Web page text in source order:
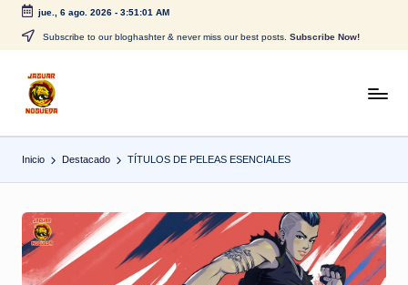
Saltar
contenido
jue., 6 ago. 2026- 3:51:01 AM
Subscribe to our bloghashter & never miss our best posts. Subscribe Now!
J
a
g
a
r
CONTENIDO
Inicio Destacado TÍTULOS DE PELEAS ESENCIALES